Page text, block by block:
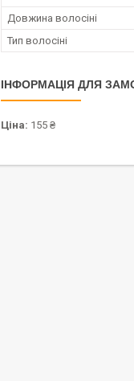
Довжина волосіні
Тип волосіні
ІНФОРМАЦІЯ ДЛЯ
Ціна: 155 ₴